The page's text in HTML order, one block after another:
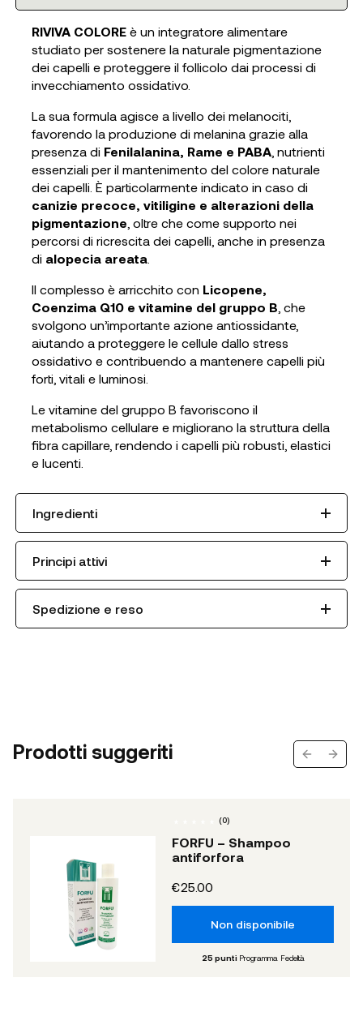
RIVIVA COLOREè un integratore alimentare
studiato per sostenere la naturale pigmentazione
dei capelli e proteggere il follicolo dai processi di
invecchiamento ossidativo.
La sua formula agisce a livello dei melanociti,
favorendo la produzione di melanina grazie alla
presenza di Fenilalanina, Rame e PABA, nutrienti
essenziali per il mantenimento del colore naturale
dei capelli. È particolarmente indicato in caso di
canizie precoce, vitiligine e alterazioni della
pigmentazione , oltre che come supporto nei
percorsi di ricrescita dei capelli, anche in presenza
di alopecia areata.
Il complesso è arricchito con Licopene,
Coenzima Q10 e vitamine del gruppo B , che
svolgono un’importante azione antiossidante,
aiutando a proteggere le cellule dallo stress
ossidativo e contribuendo a mantenere capelli più
forti, vitali e luminosi.
Le vitamine del gruppo B favoriscono il
metabolismo cellulare e migliorano la struttura della
fibra capillare, rendendo i capelli più robusti, elastici
e lucenti.
Ingredienti
Principi attivi
Spedizione e reso
Prodotti suggeriti Previous
Next
(0)
FORFU – Shampoo
antiforfora
€25.00
Non disponibile
25 punti Programma Fedeltà